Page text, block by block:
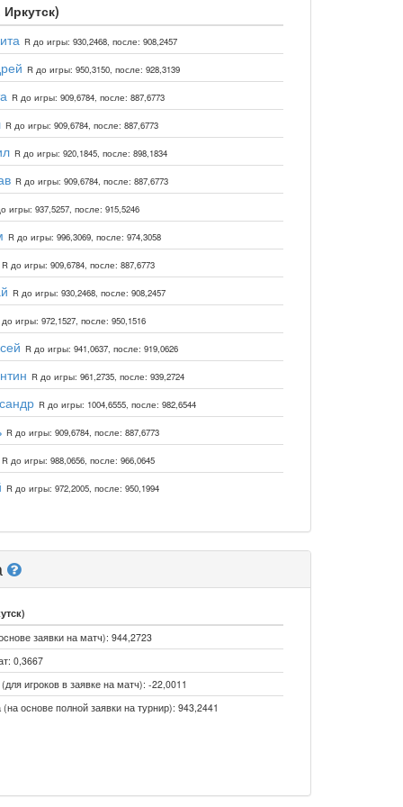
R до игры: 930,2468, после: 908,2457
R до игры: 950,3150, после: 928,3139
R до игры: 909,6784, после: 887,6773
R до игры: 909,6784, после: 887,6773
R до игры: 920,1845, после: 898,1834
R до игры: 909,6784, после: 887,6773
игры: 937,5257, после: 915,5246
R до игры: 996,3069, после: 974,3058
R до игры: 909,6784, после: 887,6773
R до игры: 930,2468, после: 908,2457
игры: 972,1527, после: 950,1516
R до игры: 941,0637, после: 919,0626
R до игры: 961,2735, после: 939,2724
R до игры: 1004,6555, после: 982,6544
R до игры: 909,6784, после: 887,6773
R до игры: 988,0656, после: 966,0645
R до игры: 972,2005, после: 950,1994
заявки на матч): 944,2723
0,3667
игроков в заявке на матч): -22,0011
основе полной заявки на турнир): 943,2441